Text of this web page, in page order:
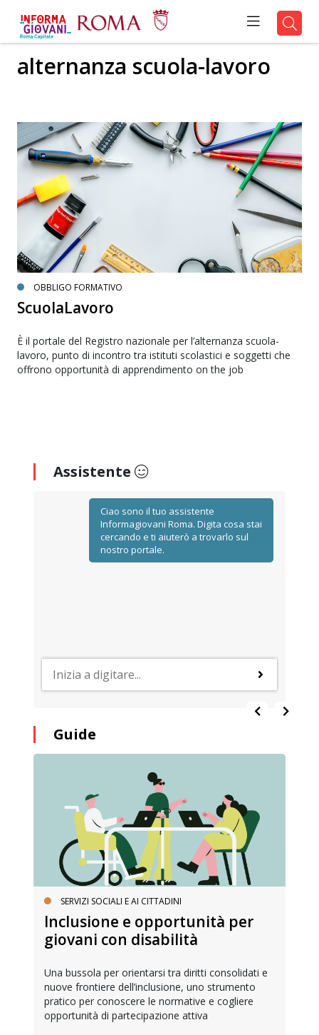
alternanza scuola-lavoro
OBBLIGO FORMATIVO
ScuolaLavoro
È il portale del Registro nazionale per l’alternanza scuola-
lavoro, punto di incontro tra istituti scolastici e soggetti che
offrono opportunità di apprendimento on the job
Assistente
Ciao sono il tuo assistente
Informagiovani Roma. Digita cosa stai
cercando e ti aiuterò a trovarlo sul
nostro portale.
Guide
SERVIZI SOCIALI E AI CITTADINI
Inclusione e opportunità per
giovani con disabilità
Una bussola per orientarsi tra diritti consolidati e
nuove frontiere dell’inclusione, uno strumento
pratico per conoscere le normative e cogliere
opportunità di partecipazione attiva